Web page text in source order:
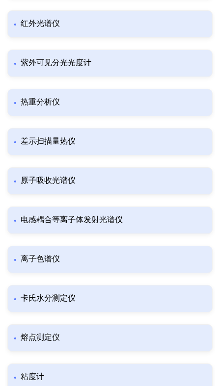
红外光谱仪
紫外可见分光光度计
热重分析仪
差示扫描量热仪
原子吸收光谱仪
电感耦合等离子体发射光谱仪
离子色谱仪
卡氏水分测定仪
熔点测定仪
粘度计